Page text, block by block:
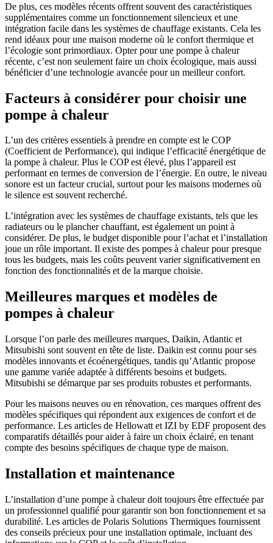
De plus, ces modèles récents offrent souvent des caractéristiques
supplémentaires comme un fonctionnement silencieux et une
intégration facile dans les systèmes de chauffage existants. Cela les
rend idéaux pour une maison moderne où le confort thermique et
l’écologie sont primordiaux. Opter pour une pompe à chaleur
récente, c’est non seulement faire un choix écologique, mais aussi
bénéficier d’une technologie avancée pour un meilleur confort.
Facteurs à considérer pour choisir une
pompe à chaleur
L’un des critères essentiels à prendre en compte est le COP
(Coefficient de Performance), qui indique l’efficacité énergétique de
la pompe à chaleur. Plus le COP est élevé, plus l’appareil est
performant en termes de conversion de l’énergie. En outre, le niveau
sonore est un facteur crucial, surtout pour les maisons modernes où
le silence est souvent recherché.
L’intégration avec les systèmes de chauffage existants, tels que les
radiateurs ou le plancher chauffant, est également un point à
considérer. De plus, le budget disponible pour l’achat et l’installation
joue un rôle important. Il existe des pompes à chaleur pour presque
tous les budgets, mais les coûts peuvent varier significativement en
fonction des fonctionnalités et de la marque choisie.
Meilleures marques et modèles de
pompes à chaleur
Lorsque l’on parle des meilleures marques, Daikin, Atlantic et
Mitsubishi sont souvent en tête de liste. Daikin est connu pour ses
modèles innovants et écoénergétiques, tandis qu’Atlantic propose
une gamme variée adaptée à différents besoins et budgets.
Mitsubishi se démarque par ses produits robustes et performants.
Pour les maisons neuves ou en rénovation, ces marques offrent des
modèles spécifiques qui répondent aux exigences de confort et de
performance. Les articles de Hellowatt et IZI by EDF proposent des
comparatifs détaillés pour aider à faire un choix éclairé, en tenant
compte des besoins spécifiques de chaque type de maison.
Installation et maintenance
L’installation d’une pompe à chaleur doit toujours être effectuée par
un professionnel qualifié pour garantir son bon fonctionnement et sa
durabilité. Les articles de Polaris Solutions Thermiques fournissent
des conseils précieux pour une installation optimale, incluant des